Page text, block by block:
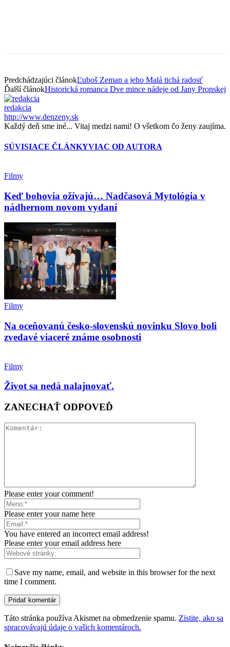
Predchádzajúci článokĽuboš Zeman a jeho Malá tichá radosť
Ďalší článokHistorická romanca Dve mince nádeje od Jany Pronskej
redakcia
http://www.denzeny.sk
Každý deň sme iné... Vitaj medzi nami! O všetkom čo ženy zaujíma.
SÚVISIACE ČLÁNKYVIAC OD AUTORA
Filmy
Keď bohovia ožívajú… Nadčasová Mytológia v
nádhernom novom vydaní
Filmy
Na oceňovanú česko-slovenskú novinku Slovo boli
zvedavé viaceré známe osobnosti
Filmy
Život sa nedá nalajnovať.
ZANECHAŤ ODPOVEĎ
Please enter your comment!
Please enter your name here
You have entered an incorrect email address!
Please enter your email address here
Save my name, email, and website in this browser for the next
time I comment.
Táto stránka používa Akismet na obmedzenie spamu. Zistite, ako sa
spracovávajú údaje o vašich komentároch.